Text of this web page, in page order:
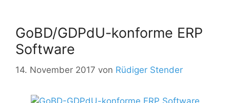
GoBD/GDPdU-konforme ERP
Software
14. November 2017 von Rüdiger Stender